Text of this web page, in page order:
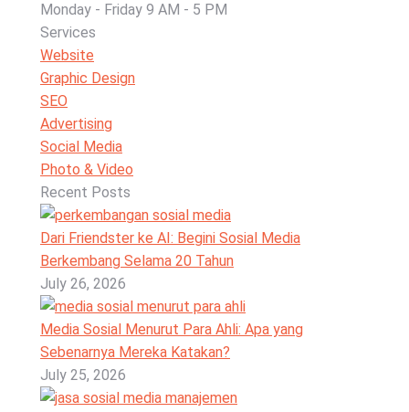
Monday - Friday 9 AM - 5 PM
Services
Website
Graphic Design
SEO
Advertising
Social Media
Photo & Video
Recent Posts
Dari Friendster ke AI: Begini Sosial Media
Berkembang Selama 20 Tahun
July 26, 2026
Media Sosial Menurut Para Ahli: Apa yang
Sebenarnya Mereka Katakan?
July 25, 2026